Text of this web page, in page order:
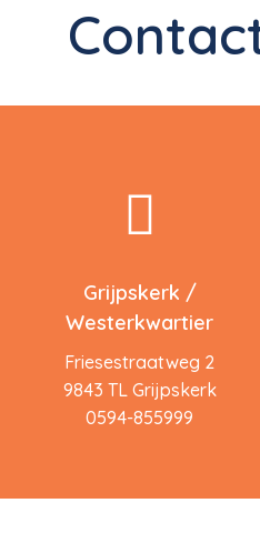
Grijpskerk /
Westerkwartier
Friesestraatweg 2
9843 TL Grijpskerk
0594-855999